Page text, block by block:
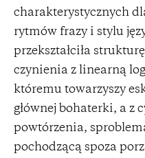
charakterystycznych
rytmów frazy i stylu
przekształciła
czynienia z linearną
któremu towarzyszy
głównej bohaterki, a z
powtórzenia,
pochodzącą spoza